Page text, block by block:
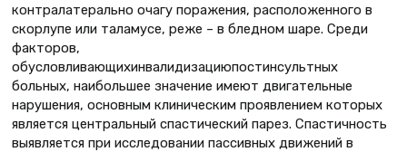
контралатерально очагу поражения, расположенного в
скорлупе или таламусе, реже – в бледном шаре. Среди
факторов,
обусловливающихинвалидизациюпостинсультных
больных, наибольшее значение имеют двигательные
нарушения, основным клиническим проявлением которых
является центральный спастический парез. Спастичность
выявляется при исследовании пассивных движений в